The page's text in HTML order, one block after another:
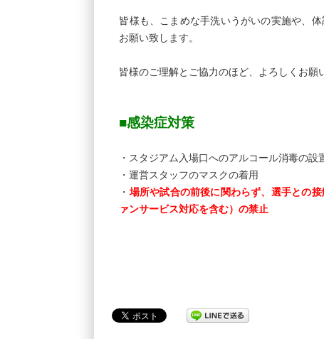
皆様も、こまめな手洗いうがいの実施や、
お願い致します。
皆様のご理解とご協力のほど、よろしくお願
■感染症対策
・スタジアム入場口へのアルコール消毒の設
・運営スタッフのマスクの着用
・ 場所や試合の前後に関わらず、選手との
ァンサービス対応を含む）の禁止